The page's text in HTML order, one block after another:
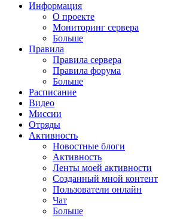
Информация
О проекте
Мониторинг сервера
Больше
Правила
Правила сервера
Правила форума
Больше
Расписание
Видео
Миссии
Отряды
Активность
Новостные блоги
Активность
Ленты моей активности
Созданный мной контент
Пользователи онлайн
Чат
Больше